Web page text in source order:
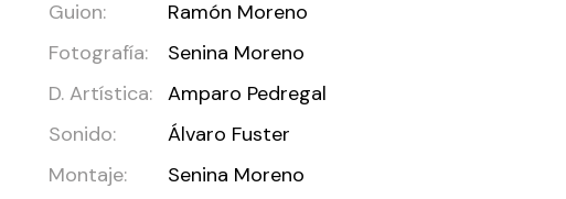
Guion:
Ramón Moreno
Fotografía:
Senina Moreno
D. Artística: Amparo Pedregal
Sonido:
Álvaro Fuster
Montaje:
Senina Moreno